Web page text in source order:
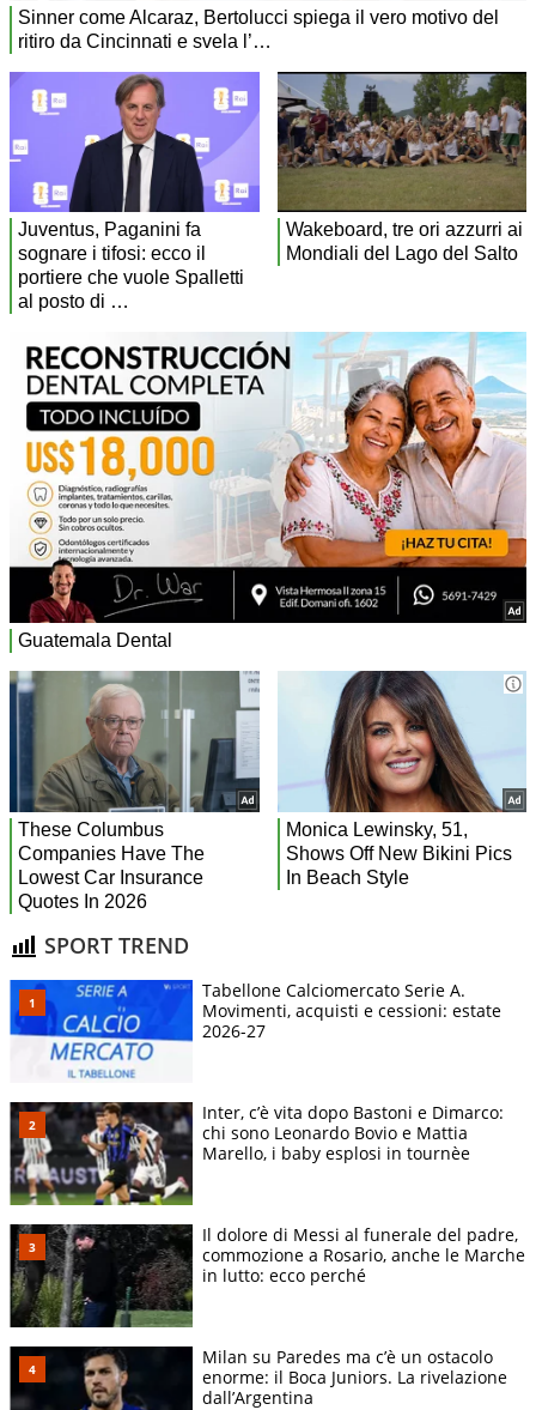
SPORT TREND
Tabellone Calciomercato Serie A.
Movimenti, acquisti e cessioni: estate
2026-27
Inter, c’è vita dopo Bastoni e Dimarco:
chi sono Leonardo Bovio e Mattia
Marello, i baby esplosi in tournèe
Il dolore di Messi al funerale del padre,
commozione a Rosario, anche le Marche
in lutto: ecco perché
Milan su Paredes ma c’è un ostacolo
enorme: il Boca Juniors. La rivelazione
dall’Argentina